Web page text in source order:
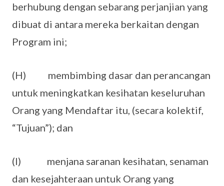
berhubung dengan sebarang perjanjian yang
dibuat di antara mereka berkaitan dengan
Program ini;
(H) membimbing dasar dan perancangan
untuk meningkatkan kesihatan keseluruhan
Orang yang Mendaftar itu, (secara kolektif,
“Tujuan”); dan
(I) menjana saranan kesihatan, senaman
dan kesejahteraan untuk Orang yang